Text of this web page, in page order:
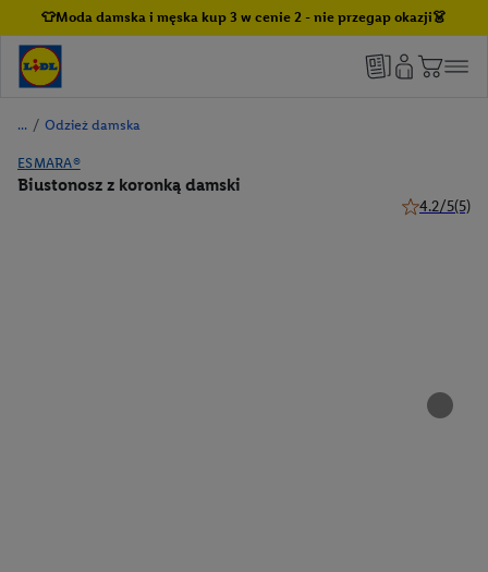
👕Moda damska i męska kup 3 w cenie 2 - nie przegap okazji👗
/ Odzież damska
ESMARA®
Biustonosz z koronką damski
4.2/5(5)